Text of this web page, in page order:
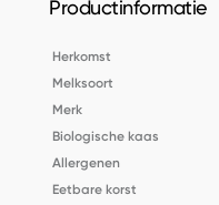
Productinformatie
Herkomst
Melksoort
Merk
Biologische kaas
Allergenen
Eetbare korst